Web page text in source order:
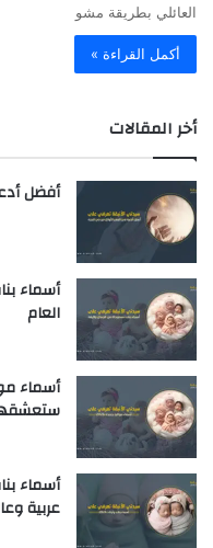
العائلي بطريقة مشو
أكمل القراءة »
أخر المقالات
أفضل
أسماء
العام
عربية